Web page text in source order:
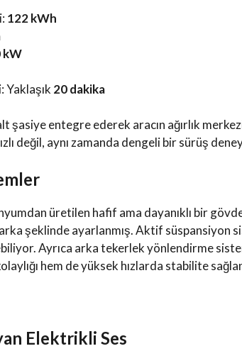
122 kWh
kW
Yaklaşık 20 dakika
şasiye entegre ederek aracın ağırlık
değil, aynı zamanda dengeli bir sürüş
üretilen hafif ama dayanıklı bir
arka şeklinde ayarlanmış. Aktif süspansiyon
Ayrıca arka tekerlek yönlendirme
hem de yüksek hızlarda stabilite
Elektrikli Ses